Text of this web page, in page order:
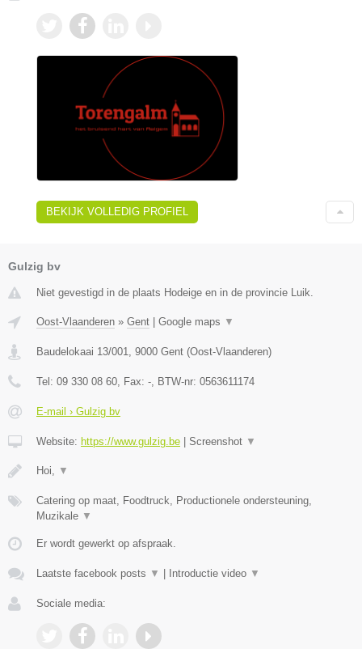
BEKIJK VOLLEDIG PROFIEL
Gulzig bv
Niet gevestigd in de plaats Hodeige en in de provincie Luik.
Oost-Vlaanderen » Gent Google maps ▼
Baudelokaai 13/001 9000 Gent (Oost-Vlaanderen)
Tel: 09 330 08 60 , Fax: - , BTW-nr: 0563611174
E-mail › Gulzig bv
Website: https://www.gulzig.be Screenshot ▼
Hoi, ▼
Catering op maat, Foodtruck, Productionele ondersteuning,
Muzikale ▼
Er wordt gewerkt op afspraak.
Laatste facebook posts ▼ Introductie video ▼
Sociale media: